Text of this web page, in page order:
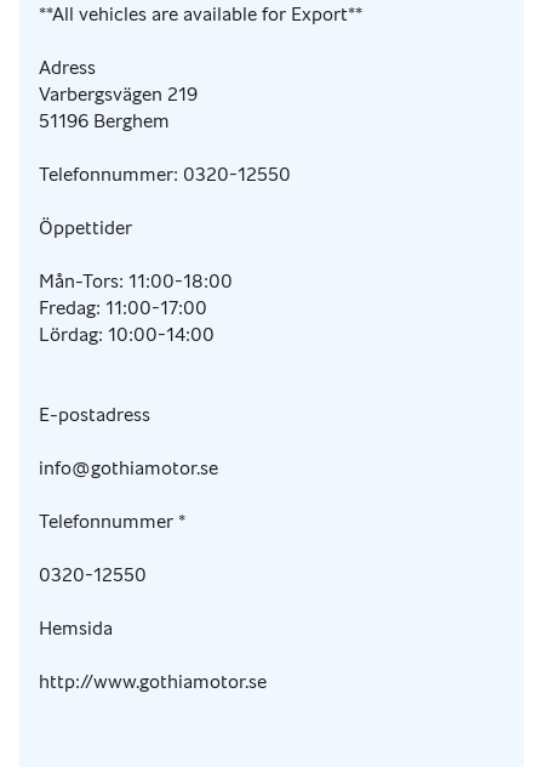
**All vehicles are available for Export**
Adress
Varbergsvägen 219
51196 Berghem
Telefonnummer: 0320-12550
Öppettider
Mån-Tors: 11:00-18:00
Fredag: 11:00-17:00
Lördag: 10:00-14:00
E-postadress
info@gothiamotor.se
Telefonnummer *
0320-12550
Hemsida
http://www.gothiamotor.se